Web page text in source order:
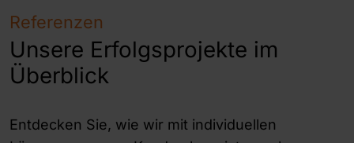
Referenzen
Unsere Erfolgsprojekte im
Überblick
Entdecken Sie, wie wir mit individuellen